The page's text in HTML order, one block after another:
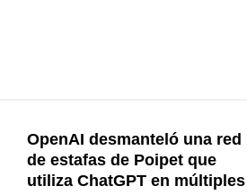
OpenAI desmanteló una red
de estafas de Poipet que
utiliza ChatGPT en múltiples